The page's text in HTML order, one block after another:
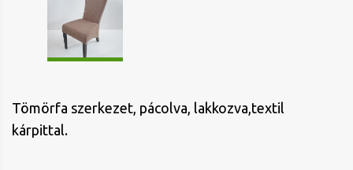
Tömörfa szerkezet, pácolva, lakkozva,textil
kárpittal.